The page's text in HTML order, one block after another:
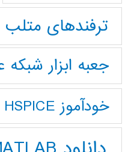
ترفندهای متلب
جعبه ابزار
خودآموز HSPICE